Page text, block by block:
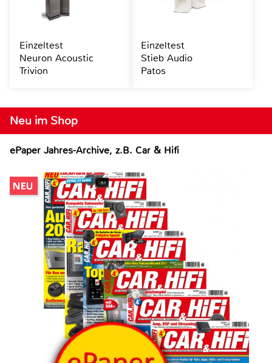
Neu im Shop
ePaper Jahres-Archive, z.B. Car & Hifi
Einzeltest
Neuron Acoustic
Trivion
Einzeltest
Stieb Audio
Patos